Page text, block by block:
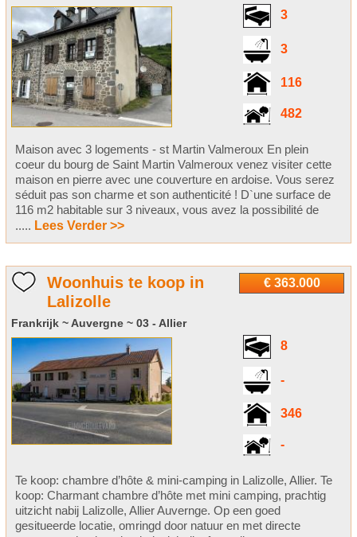
3
3
116
482
Maison avec 3 logements - st Martin Valmeroux En plein
coeur du bourg de Saint Martin Valmeroux venez visiter cette
maison en pierre avec une couverture en ardoise. Vous serez
séduit pas son charme et son authenticité ! D`une surface de
116 m2 habitable sur 3 niveaux, vous avez la possibilité de
..... Lees Verder >>
€ 363.000
Woonhuis te koop in
Lalizolle
Frankrijk ~ Auvergne ~ 03 - Allier
8
-
346
-
Te koop: chambre d’hôte & mini-camping in Lalizolle, Allier. Te
koop: Charmant chambre d’hôte met mini camping, prachtig
uitzicht nabij Lalizolle, Allier Auvernge. Op een goed
gesitueerde locatie, omringd door natuur en met directe